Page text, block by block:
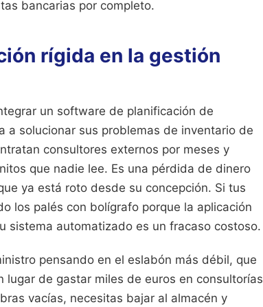
bancarias por completo.
rígida en la gestión
un software de planificación de
a solucionar sus problemas de inventario de
consultores externos por meses y
que nadie lee. Es una pérdida de dinero
ya está roto desde su concepción. Si tus
los palés con bolígrafo porque la aplicación
sistema automatizado es un fracaso costoso.
pensando en el eslabón más débil, que
de gastar miles de euros en consultorías
vacías, necesitas bajar al almacén y